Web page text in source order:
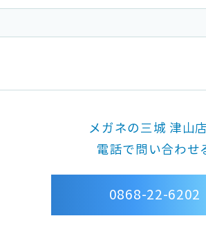
メガネの三城 津山
電話で問い合わせ
0868-22-6202